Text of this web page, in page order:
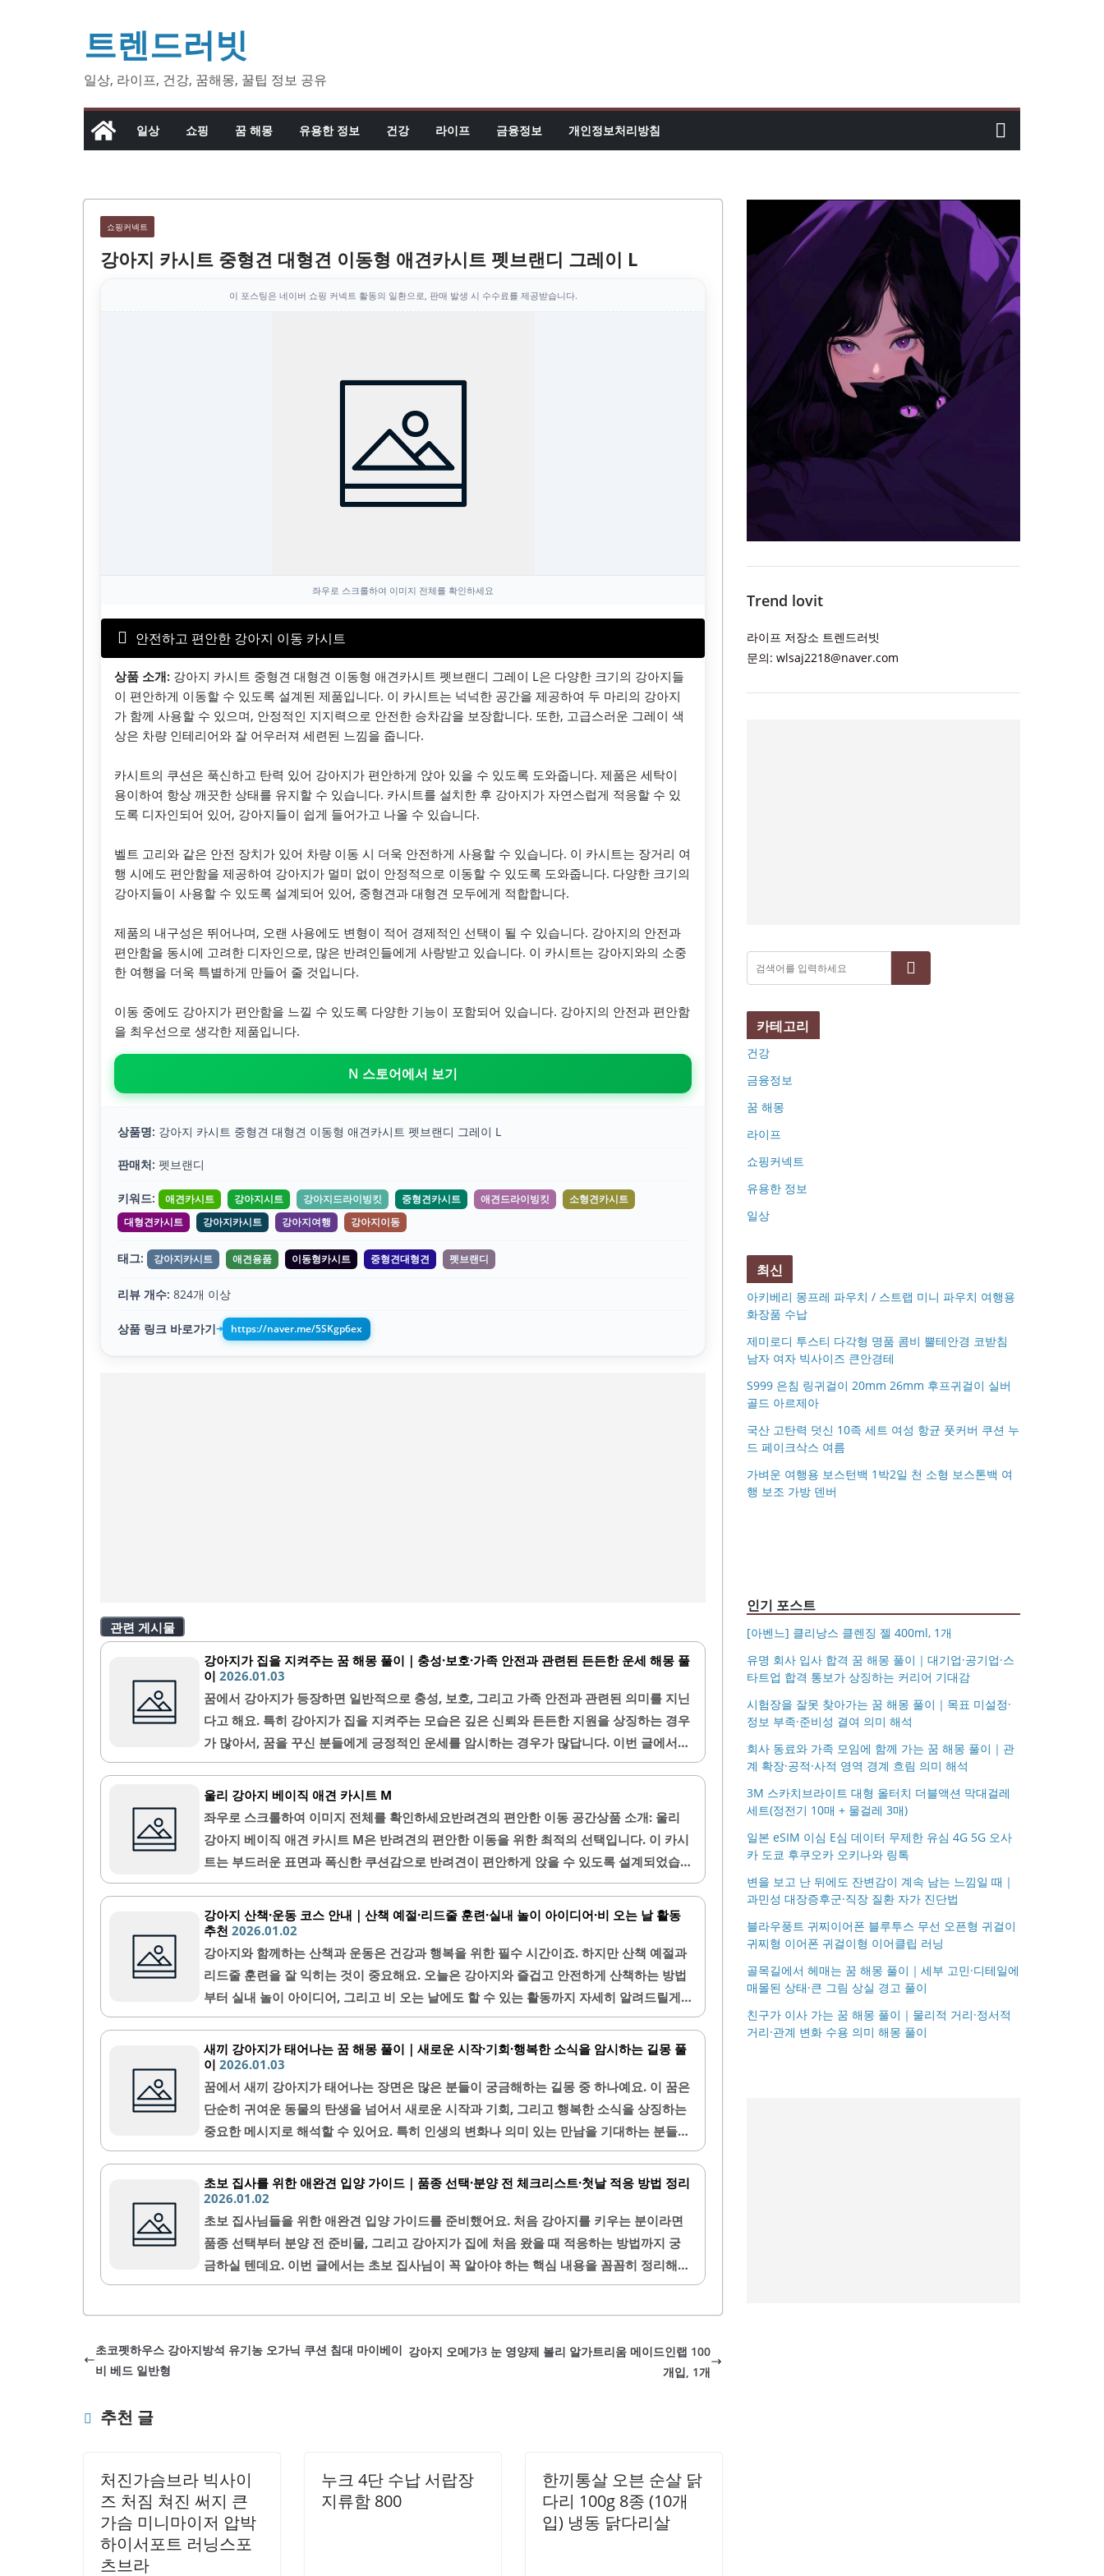
트렌드러빗
일상, 라이프, 건강, 꿈해몽, 꿀팁 정보 공유
일상 쇼핑 꿈 해몽 유용한 정보 건강 라이프 금융정보 개인정보처리방침
쇼핑커넥트
강아지 카시트 중형견 대형견 이동형 애견카시트 펫브랜디 그레이 L
이 포스팅은 네이버 쇼핑 커넥트 활동의 일환으로, 판매 발생 시 수수료를 제공받습니다.
좌우로 스크롤하여 이미지 전체를 확인하세요
안전하고 편안한 강아지 이동 카시트
상품 소개: 강아지 카시트 중형견 대형견 이동형 애견카시트 펫브랜디 그레이 L은 다양한 크기의 강아지들
이 편안하게 이동할 수 있도록 설계된 제품입니다. 이 카시트는 넉넉한 공간을 제공하여 두 마리의 강아지
가 함께 사용할 수 있으며, 안정적인 지지력으로 안전한 승차감을 보장합니다. 또한, 고급스러운 그레이 색
상은 차량 인테리어와 잘 어우러져 세련된 느낌을 줍니다.
카시트의 쿠션은 푹신하고 탄력 있어 강아지가 편안하게 앉아 있을 수 있도록 도와줍니다. 제품은 세탁이
용이하여 항상 깨끗한 상태를 유지할 수 있습니다. 카시트를 설치한 후 강아지가 자연스럽게 적응할 수 있
도록 디자인되어 있어, 강아지들이 쉽게 들어가고 나올 수 있습니다.
벨트 고리와 같은 안전 장치가 있어 차량 이동 시 더욱 안전하게 사용할 수 있습니다. 이 카시트는 장거리 여
행 시에도 편안함을 제공하여 강아지가 멀미 없이 안정적으로 이동할 수 있도록 도와줍니다. 다양한 크기의
강아지들이 사용할 수 있도록 설계되어 있어, 중형견과 대형견 모두에게 적합합니다.
제품의 내구성은 뛰어나며, 오랜 사용에도 변형이 적어 경제적인 선택이 될 수 있습니다. 강아지의 안전과
편안함을 동시에 고려한 디자인으로, 많은 반려인들에게 사랑받고 있습니다. 이 카시트는 강아지와의 소중
한 여행을 더욱 특별하게 만들어 줄 것입니다.
이동 중에도 강아지가 편안함을 느낄 수 있도록 다양한 기능이 포함되어 있습니다. 강아지의 안전과 편안함
을 최우선으로 생각한 제품입니다.
N 스토어에서 보기
상품명: 강아지 카시트 중형견 대형견 이동형 애견카시트 펫브랜디 그레이 L
판매처: 펫브랜디
키워드: 애견카시트 강아지시트 강아지드라이빙킷 중형견카시트 애견드라이빙킷
소형견카시트
대형견카시트
강아지카시트 강아지여행 강아지이동
태그: 강아지카시트 애견용품 이동형카시트 중형견대형견 펫브랜디
리뷰 개수: 824개 이상
상품 링크 바로가기 ➔ https://naver.me/5SKgp6ex
관련 게시물
강아지가 집을 지켜주는 꿈 해몽 풀이｜충성·보호·가족 안전과 관련된 든든한 운세 해몽 풀
이 2026.01.03
꿈에서 강아지가 등장하면 일반적으로 충성, 보호, 그리고 가족 안전과 관련된 의미를 지닌
다고 해요. 특히 강아지가 집을 지켜주는 모습은 깊은 신뢰와 든든한 지원을 상징하는 경우
가 많아서, 꿈을 꾸신 분들에게 긍정적인 운세를 암시하는 경우가 많답니다. 이번 글에서는
그런 강아지가 집을 지켜주는 꿈에 담긴 상세한 운세와 감정적 의미를 차근차근 알려드릴
게요.1. 강아지가 집을 지켜주는 꿈의 기본 의미꿈에서 강아지가 집을 지켜주는 장면은 매
우 강력한 보호 본능과 충성심을 나타내요. 강아지는 본래 사람과 오래도록 함께하면서 가
족의 일원으로서 역할을 해왔죠. 따라서 꿈속에서 강아지는 안전함과 평온을 상징해요. 만
약 강아지가 적극적으로 집 주변을 지키고 있다면, 이는 가족 구성원에게 문제가 생기지 않
울리 강아지 베이직 애견 카시트 M
좌우로 스크롤하여 이미지 전체를 확인하세요반려견의 편안한 이동 공간상품 소개: 울리
강아지 베이직 애견 카시트 M은 반려견의 편안한 이동을 위한 최적의 선택입니다. 이 카시
트는 부드러운 표면과 폭신한 쿠션감으로 반려견이 편안하게 앉을 수 있도록 설계되었습니
다. 디자인은 세련되며 다양한 색상 옵션이 있어 인테리어와 조화를 이루기 좋습니다.카시
트는 튼튼한 재질로 제작되어 내구성이 뛰어나며, 오랜 사용에도 변형이 적습니다. 또한,
카시트의 고정끈은 안전하게 차량에 부착할 수 있도록 도와줍니다. 반려견이 카시트에 쉽
게 적응할 수 있도록 공간이 여유롭게 설계되어 있어, 작은 강아지부터 중형 강아지까지 사
용할 수 있습니다.카시트의 방석 부분은 분리형으로 세탁이 가능하여 청결하게 유지할 수
있습니다. 이동 중에도 반려견이 안정적으로 앉아 있을 수 있도록 디자인되어 있어, 주인도
안심하고 운전할..
강아지 산책·운동 코스 안내｜산책 예절·리드줄 훈련·실내 놀이 아이디어·비 오는 날 활동
추천 2026.01.02
강아지와 함께하는 산책과 운동은 건강과 행복을 위한 필수 시간이죠. 하지만 산책 예절과
리드줄 훈련을 잘 익히는 것이 중요해요. 오늘은 강아지와 즐겁고 안전하게 산책하는 방법
부터 실내 놀이 아이디어, 그리고 비 오는 날에도 할 수 있는 활동까지 자세히 알려드릴게
요. 사랑하는 반려견과 더욱 가까워지는 시간을 만들어 보세요!1. 강아지 산책 코스 추천강
아지와 산책할 때 코스 선택은 매우 중요해요. 안전하고 다양한 자극을 받을 수 있는 곳을
고르는 게 좋아요. 공원이나 산책로 같이 넓고 자연이 많은 공간이 강아지에게 신선한 냄새
와 여러 가지 자극을 제공해요. 도심에서는 사람이 적은 시간대를 선택해 안전하게 산책하
세요. 강아지가 다치지 않도록 길이 고르거나, 턱이 낮은 다리에 무리가 가지 않는 산책로
가 좋답니다.또한, 강아지의 크기와..
새끼 강아지가 태어나는 꿈 해몽 풀이｜새로운 시작·기회·행복한 소식을 암시하는 길몽 풀
이 2026.01.03
꿈에서 새끼 강아지가 태어나는 장면은 많은 분들이 궁금해하는 길몽 중 하나예요. 이 꿈은
단순히 귀여운 동물의 탄생을 넘어서 새로운 시작과 기회, 그리고 행복한 소식을 상징하는
중요한 메시지로 해석할 수 있어요. 특히 인생의 변화나 의미 있는 만남을 기대하는 분들에
게는 희망과 긍정적 에너지를 전달하는 꿈으로 여겨진답니다. 이번 글에서는 새끼 강아지
태어나는 꿈의 다양한 해몽과 의미를 자세히 소개할게요.1. 새끼 강아지가 태어나는 꿈의
기본 의미새끼 강아지가 태어나는 꿈은 새로운 시작과 순수한 기쁨을 상징해요. 강아지는
충성심과 사랑, 보호의 상징인데, 그 새끼가 태어난다는 것은 곧 인생에서 새로운 변화가
찾아오고 있다는 뜻이에요. 특히 새로운 기회가 나타나거나 가족, 친구 관계에서 행복한 변
화가 있을 가능성이 높아요. 꿈에서 신생아 강아지가..
초보 집사를 위한 애완견 입양 가이드｜품종 선택·분양 전 체크리스트·첫날 적응 방법 정리
2026.01.02
초보 집사님들을 위한 애완견 입양 가이드를 준비했어요. 처음 강아지를 키우는 분이라면
품종 선택부터 분양 전 준비물, 그리고 강아지가 집에 처음 왔을 때 적응하는 방법까지 궁
금하실 텐데요. 이번 글에서는 초보 집사님이 꼭 알아야 하는 핵심 내용을 꼼꼼히 정리해드
릴게요. 부담 없이 즐겁게 반려견과의 첫 만남을 준비해 보아요.1. 품종 선택 시 고려해야
라도 리트리버가 좋아요. 반면에 집안에서 조용히 지내는 걸 선호한다면 시추나 치와와 같
은 소형견이 적합해요.또한, 강아지의 크기와 털갈이 정도도 중요한 요소예요. 알러지가 있
초코펫하우스 강아지방석 유기농 오가닉 쿠션 침대 마이베이
비 베드 일반형
강아지 오메가3 눈 영양제 볼리 알가트리움 메이드인랩 100
개입, 1개
추천 글
처진가슴브라 빅사이
즈 처짐 쳐진 써지 큰
가슴 미니마이저 압박
하이서포트 러닝스포
츠브라
누크 4단 수납 서랍장
지류함 800
한끼통살 오븐 순살 닭
다리 100g 8종 (10개
입) 냉동 닭다리살
Trend lovit
라이프 저장소 트렌드러빗
문의: wlsaj2218@naver.com
검색
카테고리
건강
금융정보
꿈 해몽
라이프
쇼핑커넥트
유용한 정보
일상
최신
아키베리 몽프레 파우치 / 스트랩 미니 파우치 여행용
화장품 수납
제미로디 투스티 다각형 명품 콤비 뿔테안경 코받침
남자 여자 빅사이즈 큰안경테
S999 은침 링귀걸이 20mm 26mm 후프귀걸이 실버
골드 아르제아
국산 고탄력 덧신 10족 세트 여성 항균 풋커버 쿠션 누
드 페이크삭스 여름
가벼운 여행용 보스턴백 1박2일 천 소형 보스톤백 여
행 보조 가방 덴버
아키베리 몽프레 파우치
인기 포스트
[아벤느] 클리낭스 클렌징 젤 400ml, 1개
유명 회사 입사 합격 꿈 해몽 풀이｜대기업·공기업·스
타트업 합격 통보가 상징하는 커리어 기대감
시험장을 잘못 찾아가는 꿈 해몽 풀이｜목표 미설정·
정보 부족·준비성 결여 의미 해석
회사 동료와 가족 모임에 함께 가는 꿈 해몽 풀이｜관
계 확장·공적·사적 영역 경계 흐림 의미 해석
3M 스카치브라이트 대형 올터치 더블액션 막대걸레
세트(정전기 10매 + 물걸레 3매)
일본 eSIM 이심 E심 데이터 무제한 유심 4G 5G 오사
카 도쿄 후쿠오카 오키나와 링톡
변을 보고 난 뒤에도 잔변감이 계속 남는 느낌일 때｜
과민성 대장증후군·직장 질환 자가 진단법
블라우풍트 귀찌이어폰 블루투스 무선 오픈형 귀걸이
귀찌형 이어폰 귀걸이형 이어클립 러닝
골목길에서 헤매는 꿈 해몽 풀이｜세부 고민·디테일에
매몰된 상태·큰 그림 상실 경고 풀이
친구가 이사 가는 꿈 해몽 풀이｜물리적 거리·정서적
거리·관계 변화 수용 의미 해몽 풀이